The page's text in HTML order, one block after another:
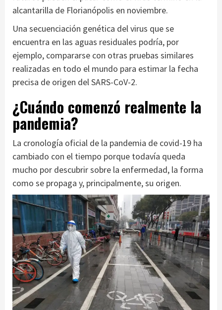
alcantarilla de Florianópolis en noviembre.
Una secuenciación genética del virus que se
encuentra en las aguas residuales podría, por
ejemplo, compararse con otras pruebas similares
realizadas en todo el mundo para estimar la fecha
precisa de origen del SARS-CoV-2.
¿Cuándo comenzó realmente la
pandemia?
La cronología oficial de la pandemia de covid-19 ha
cambiado con el tiempo porque todavía queda
mucho por descubrir sobre la enfermedad, la forma
como se propaga y, principalmente, su origen.